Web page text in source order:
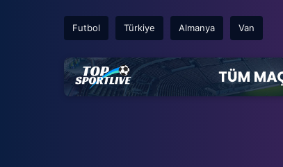
Futbol Türkiye Almanya Van